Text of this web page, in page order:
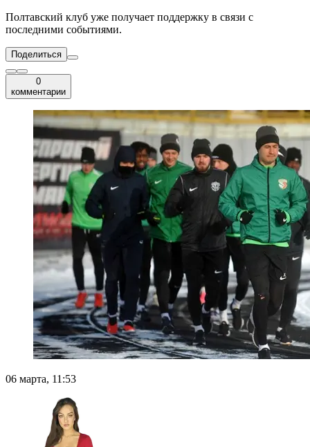
Полтавский клуб уже получает поддержку в связи с
последними событиями.
Поделиться
0
комментарии
06 марта, 11:53